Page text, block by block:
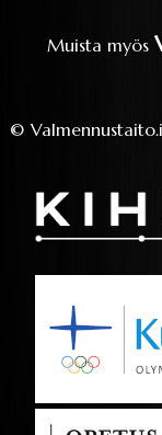
Muista myös
©